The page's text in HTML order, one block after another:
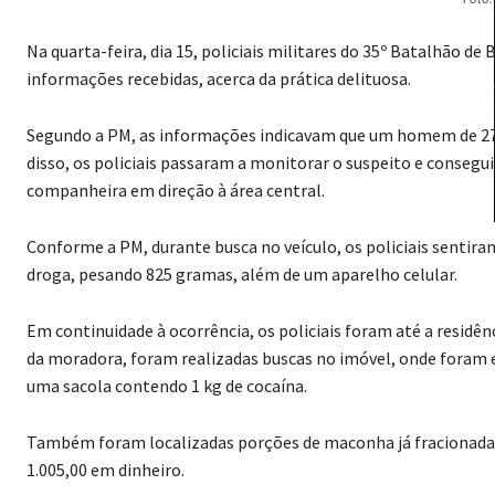
Na quarta-feira, dia 15, policiais militares do 35º Batalhão
informações recebidas, acerca da prática delituosa.
Segundo a PM, as informações indicavam que um homem de
disso, os policiais passaram a monitorar o suspeito e
companheira em direção à área central.
Conforme a PM, durante busca no veículo, os policiais
droga, pesando 825 gramas, além de um aparelho celular.
Em continuidade à ocorrência, os policiais foram até a
da moradora, foram realizadas buscas no imóvel, onde
uma sacola contendo 1 kg de cocaína.
Também foram localizadas porções de maconha já
1.005,00 em dinheiro.